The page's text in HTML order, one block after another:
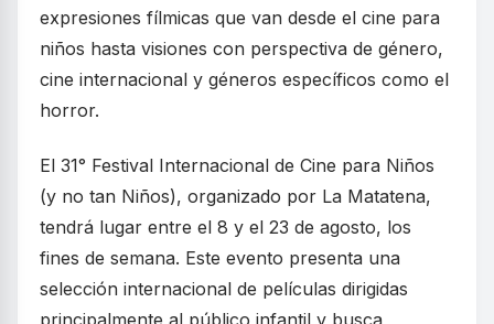
expresiones fílmicas que van desde el cine para
niños hasta visiones con perspectiva de género,
cine internacional y géneros específicos como el
horror.
El 31° Festival Internacional de Cine para Niños
(y no tan Niños), organizado por La Matatena,
tendrá lugar entre el 8 y el 23 de agosto, los
fines de semana. Este evento presenta una
selección internacional de películas dirigidas